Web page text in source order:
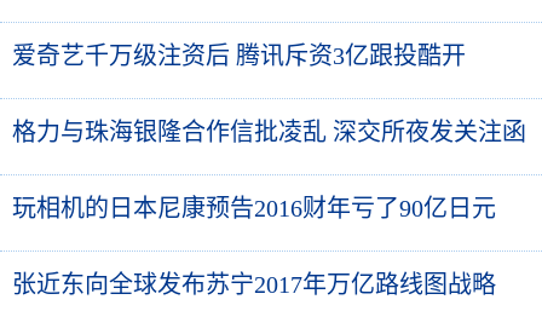
爱奇艺千万级注资后 腾讯斥资3亿跟投酷开
格力与珠海银隆合作信批凌乱 深交所夜发关注函
玩相机的日本尼康预告2016财年亏了90亿日元
张近东向全球发布苏宁2017年万亿路线图战略